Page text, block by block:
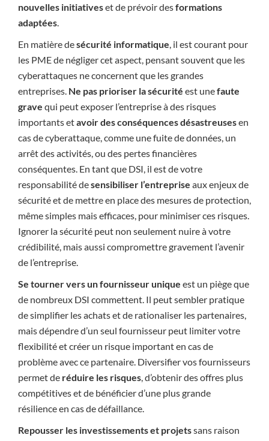
nouvelles initiativeset de prévoir desformations
adaptées.
En matière desécurité informatique, il est courant pour
les PME de négliger cet aspect, pensant souvent que les
cyberattaques ne concernent que les grandes
entreprises. Ne pas prioriser la sécurité est unefaute
grave qui peut exposer l’entreprise à des risques
importants etavoir des conséquences désastreusesen
cas de cyberattaque, comme une fuite de données, un
arrêt des activités, ou des pertes financières
conséquentes. En tant que DSI, il est de votre
responsabilité desensibiliser l’entreprise aux enjeux de
sécurité et de mettre en place des mesures de protection,
même simples mais efficaces, pour minimiser ces risques.
Ignorer la sécurité peut non seulement nuire à votre
crédibilité, mais aussi compromettre gravement l’avenir
de l’entreprise.
Se tourner vers un fournisseur unique est un piège que
de nombreux DSI commettent. Il peut sembler pratique
de simplifier les achats et de rationaliser les partenaires,
mais dépendre d’un seul fournisseur peut limiter votre
flexibilité et créer un risque important en cas de
problème avec ce partenaire. Diversifier vos fournisseurs
permet de réduire les risques, d’obtenir des offres plus
compétitives et de bénéficier d’une plus grande
résilience en cas de défaillance.
Repousser les investissements et projetssans raison